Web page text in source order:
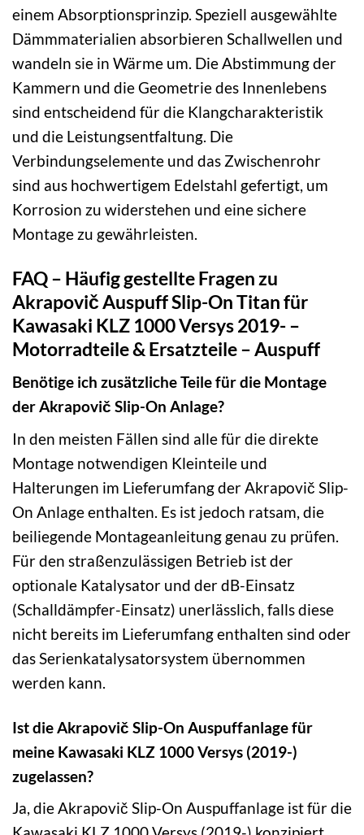
einem Absorptionsprinzip. Speziell ausgewählte
Dämmmaterialien absorbieren Schallwellen und
wandeln sie in Wärme um. Die Abstimmung der
Kammern und die Geometrie des Innenlebens
sind entscheidend für die Klangcharakteristik
und die Leistungsentfaltung. Die
Verbindungselemente und das Zwischenrohr
sind aus hochwertigem Edelstahl gefertigt, um
Korrosion zu widerstehen und eine sichere
Montage zu gewährleisten.
FAQ – Häufig gestellte Fragen zu
Akrapovič Auspuff Slip-On Titan für
Kawasaki KLZ 1000 Versys 2019- –
Motorradteile & Ersatzteile – Auspuff
Benötige ich zusätzliche Teile für die Montage
der Akrapovič Slip-On Anlage?
In den meisten Fällen sind alle für die direkte
Montage notwendigen Kleinteile und
Halterungen im Lieferumfang der Akrapovič Slip-
On Anlage enthalten. Es ist jedoch ratsam, die
beiliegende Montageanleitung genau zu prüfen.
Für den straßenzulässigen Betrieb ist der
optionale Katalysator und der dB-Einsatz
(Schalldämpfer-Einsatz) unerlässlich, falls diese
nicht bereits im Lieferumfang enthalten sind oder
das Serienkatalysatorsystem übernommen
werden kann.
Ist die Akrapovič Slip-On Auspuffanlage für
meine Kawasaki KLZ 1000 Versys (2019-)
zugelassen?
Ja, die Akrapovič Slip-On Auspuffanlage ist für die